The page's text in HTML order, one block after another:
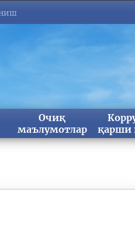
Очиқ
маълумотлар
қарши